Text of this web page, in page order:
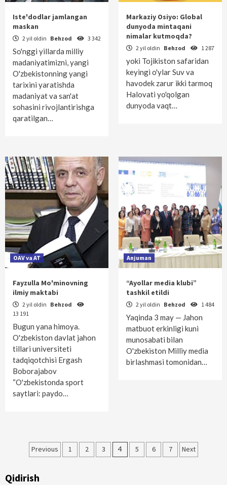
Iste'dodlar jamlangan
maskan
2 yil oldin Behzod 3 342
So'nggi yillarda milliy
madaniyatimizni, yangi
O'zbekistonning yangi
tarixini yaratishda
madaniyat va san'at
sohasini rivojlantirishga
qaratilgan…
Markaziy Osiyo: Global
dunyoda mintaqani
nimalar kutmoqda?
2 yil oldin Behzod 1 287
yoki Tojikiston safaridan
keyingi o'ylar Suv va
havodek zarur ikki tarmoq
Halovati yo'qolgan
dunyoda vaqt…
OAV va AT
Fayzulla Mo'minovning
ilmiy maktabi
2 yil oldin Behzod
13 191
Bugun yana himoya.
O'zbekiston davlat jahon
tillari universiteti
tadqiqotchisi Ergash
Boborajabov
“O'zbekistonda sport
saytlari: paydo…
Anjuman
“Ayollar media klubi”
tashkil etildi
2 yil oldin Behzod 1 484
Yaqinda 3 may — Jahon
matbuot erkinligi kuni
munosabati bilan
O'zbekiston Milliy media
birlashmasi tomonidan…
Maqolalar
Previous 1 2 3 4 5 6 7 Next
Qidirish